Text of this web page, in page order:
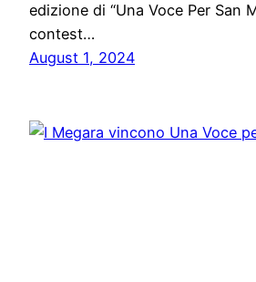
edizione di “Una Voce Per San
contest…
August 1, 2024